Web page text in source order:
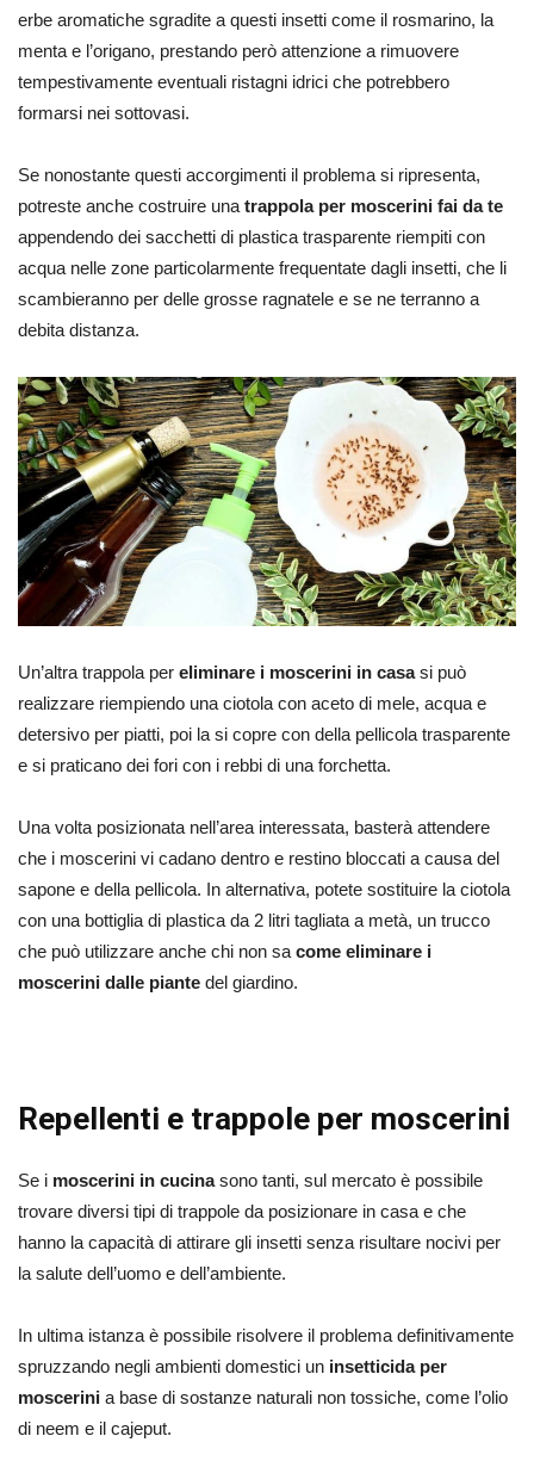
erbe aromatiche sgradite a questi insetti come il rosmarino, la
menta e l’origano, prestando però attenzione a rimuovere
tempestivamente eventuali ristagni idrici che potrebbero
formarsi nei sottovasi.
Se nonostante questi accorgimenti il problema si ripresenta,
potreste anche costruire una trappola per moscerini fai da te
appendendo dei sacchetti di plastica trasparente riempiti con
acqua nelle zone particolarmente frequentate dagli insetti, che li
scambieranno per delle grosse ragnatele e se ne terranno a
debita distanza.
Un’altra trappola per eliminare i moscerini in casasi può
realizzare riempiendo una ciotola con aceto di mele, acqua e
detersivo per piatti, poi la si copre con della pellicola trasparente
e si praticano dei fori con i rebbi di una forchetta.
Una volta posizionata nell’area interessata, basterà attendere
che i moscerini vi cadano dentro e restino bloccati a causa del
sapone e della pellicola. In alternativa, potete sostituire la ciotola
con una bottiglia di plastica da 2 litri tagliata a metà, un trucco
che può utilizzare anche chi non sa come eliminare i
moscerini dalle piante del giardino.
Repellenti e trappole per moscerini
Se i moscerini in cucinasono tanti, sul mercato è possibile
trovare diversi tipi di trappole da posizionare in casa e che
hanno la capacità di attirare gli insetti senza risultare nocivi per
la salute dell’uomo e dell’ambiente.
In ultima istanza è possibile risolvere il problema definitivamente
spruzzando negli ambienti domestici un insetticida per
moscerini a base di sostanze naturali non tossiche, come l’olio
di neem e il cajeput.